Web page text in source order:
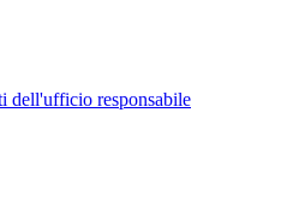
dell'ufficio responsabile